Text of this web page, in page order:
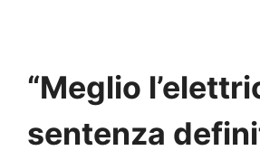
“Meglio
sentenza